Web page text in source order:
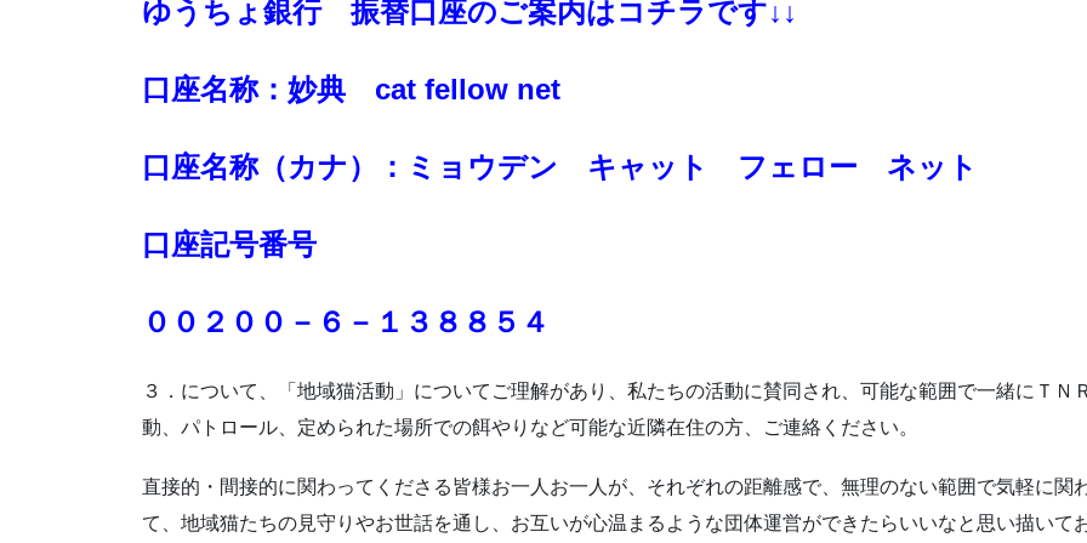
ゆうちょ銀行 振替口座のご案内はコチラです↓↓
口座名称：妙典 cat fellow net
口座名称（カナ）：ミョウデン キャット フェロー ネット
口座記号番号
００２００－６－１３８８５４
３．について、「地域猫活動」についてご理解があり、私たちの活動に賛同され、 可能な範囲で一緒にＴＮ
動、パトロール、定められた場所での餌やりなど可能な近隣在住の方、
ご連絡ください。
直接的・間接的に関わってくださる皆様お一人お一人が、それぞれの距離感で、無理のない範囲で気軽に関
て、地域猫たちの見守りやお世話を通し、お互いが心温まるような団体運営ができたらいいなと思い描いて